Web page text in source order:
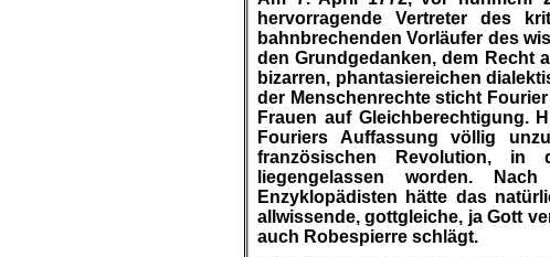
hervorragende Vertreter des
bahnbrechenden Vorläufer des
den Grundgedanken, dem Recht
bizarren, phantasiereichen
der Menschenrechte sticht
Frauen auf Gleichberechtigung.
Fouriers Auffassung völlig
französischen Revolution,
liegengelassen worden.
Enzyklopädisten hätte das
allwissende, gottgleiche, ja Gott
auch Robespierre schlägt.